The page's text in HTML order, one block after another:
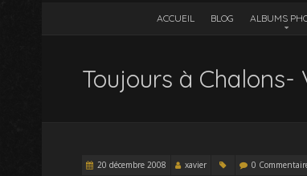
ACCUEIL BLOG ALBUMS
Toujours à Chalons-
20 décembre 2008 xavier 0